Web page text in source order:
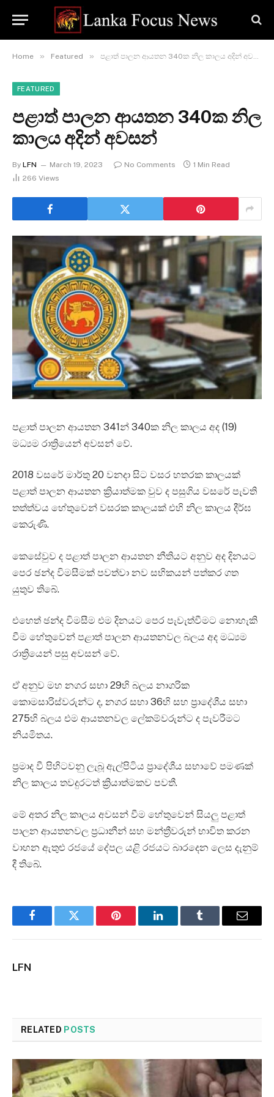
Home » Featured » පළාත් පාලන ආයතන 340ක නිල කාලය අදින් අවසන්
FEATURED
පළාත් පාලන ආයතන 340ක නිල
කාලය අදින් අවසන්
By LFN March 19, 2023 No Comments
1 Min Read
266 Views
පළාත් පාලන ආයතන 341න් 340ක නිල කාලය අද (19)
මධ්‍යම රාත්‍රියෙන් අවසන් වේ.
2018 වසරේ මාර්තු 20 වනදා සිට වසර හතරක කාලයක්
පළාත් පාලන ආයතන ක්‍රියාත්මක වුව ද පසුගිය වසරේ පැවති
තත්ත්වය හේතුවෙන් වසරක කාලයක් එහි නිල කාලය දීර්ඝ
කෙරුණි.
කෙසේවුව ද පළාත් පාලන ආයතන නීතියට අනුව අද දිනයට
පෙර ඡන්ද විමසීමක් පවත්වා නව සභිකයන් පත්කර ගත
යුතුව තිබේ.
එහෙත් ඡන්ද විමසීම එම දිනයට පෙර පැවැත්වීමට නොහැකි
වීම හේතුවෙන් පළාත් පාලන ආයතනවල බලය අද මධ්‍යම
රාත්‍රියෙන් පසු අවසන් වේ.
ඒ අනුව මහ නගර සභා 29හි බලය නාගරික
කොමසාරිස්වරුන්ට ද, නගර සභා 36හි සහ ප්‍රාදේශීය සභා
275හි බලය එම ආයතනවල ලේකම්වරුන්ට ද පැවරීමට
නියමිතය.
ප්‍රමාද වී පිහිටවනු ලැබූ ඇල්පිටිය ප්‍රාදේශීය සභාවේ පමණක්
නිල කාලය තවදුරටත් ක්‍රියාත්මකව පවතී.
මේ අතර නිල කාලය අවසන් වීම හේතුවෙන් සියලු පළාත්
පාලන ආයතනවල ප්‍රධානීන් සහ මන්ත්‍රීවරුන් භාවිත කරන
වාහන ඇතුළු රජයේ දේපල යළි රජයට බාරදෙන ලෙස දැනුම්
දී තිබේ.
FacebookTwitter Pinterest LinkedInTumblr Email
LFN
RELATED POSTS